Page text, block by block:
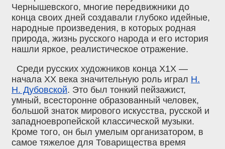
Чернышевского, многие передвижники до
конца своих дней создавали глубоко идейные,
народные произведения, в которых родная
природа, жизнь русского народа и его история
нашли яркое, реалистическое отражение.
Среди русских художников конца Х1Х —
начала ХХ века значительную роль играл Н.
Н. Дубовской. Это был тонкий пейзажист,
умный, всесторонне образованный человек,
большой знаток мирового искусства, русской и
западноевропейской классической музыки.
Кроме того, он был умелым организатором, в
самое тяжелое для Товарищества время